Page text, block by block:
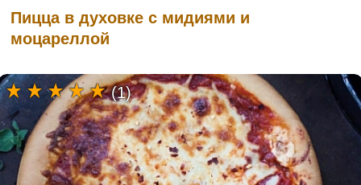
Пицца в духовке с мидиями и
моцареллой
(1)